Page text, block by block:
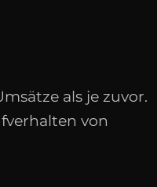
als je zuvor.
von